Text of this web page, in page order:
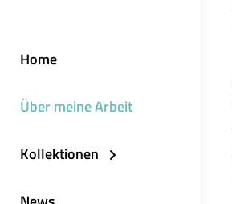
Home
Über meine Arbeit
Kollektionen